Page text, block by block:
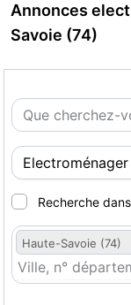
Annonces
Savoie (74)
Recherche
Haute-Savoie (74)